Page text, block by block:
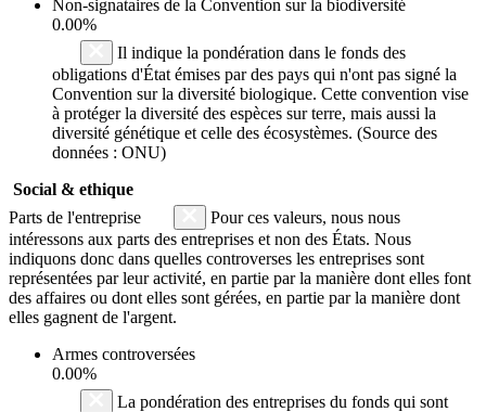
Non-signataires de la Convention sur la biodiversité
0.00%
Il indique la pondération dans le fonds des
obligations d'État émises par des pays qui n'ont pas signé la
Convention sur la diversité biologique. Cette convention vise
à protéger la diversité des espèces sur terre, mais aussi la
diversité génétique et celle des écosystèmes. (Source des
données : ONU)
Social & ethique
Parts de l'entreprise
Pour ces valeurs, nous nous
intéressons aux parts des entreprises et non des États. Nous
indiquons donc dans quelles controverses les entreprises sont
représentées par leur activité, en partie par la manière dont elles font
des affaires ou dont elles sont gérées, en partie par la manière dont
elles gagnent de l'argent.
Armes controversées
0.00%
La pondération des entreprises du fonds qui sont